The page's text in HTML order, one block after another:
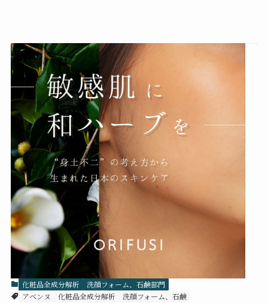
化粧品全成分解析
洗顔フォーム、石鹸部門
アベンヌ
化粧品全成分解析 洗顔フォーム、石鹸